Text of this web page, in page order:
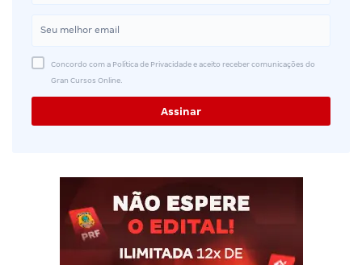
Concordo com a Política de Privacidade e aceito receber comunicações do
Gran Cursos Online.